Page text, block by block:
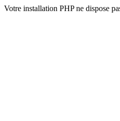
Votre installation PHP ne dispose